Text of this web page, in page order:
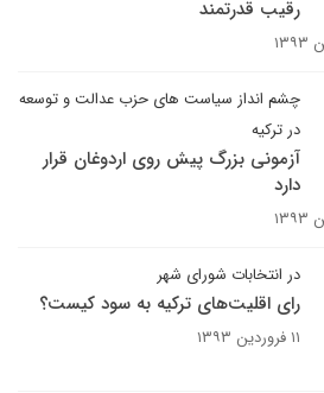
رقیب قدرتمند
چشم انداز سیاست های حزب عدالت و توسعه
در ترکیه
آزمونی بزرگ پیش روی اردوغان قرار
دارد
در انتخابات شورای شهر
رای اقلیت‌های ترکیه به سود کیست؟
۱۱ فروردین ۱۳۹۳